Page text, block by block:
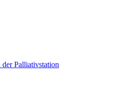
der Palliativstation